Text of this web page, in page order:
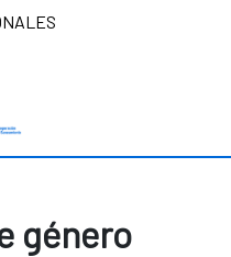
género